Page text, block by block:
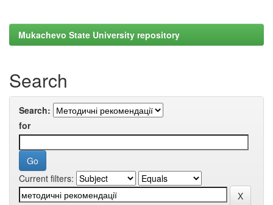
Mukachevo State University repository
Search
Search:
for
Current filters: